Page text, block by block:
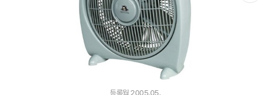
등록월 2005.05.